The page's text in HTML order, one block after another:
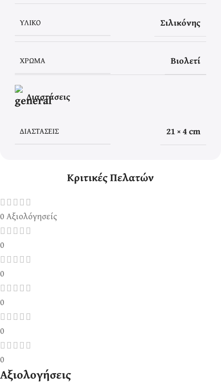
ΥΛΙΚΌ Σιλικόνης
ΧΡΏΜΑ Βιολετί
Διαστάσεις
ΔΙΑΣΤΆΣΕΙΣ 21 × 4 cm
Κριτικές Πελατών
0 Αξιολόγησείς
0
0
0
0
0
Αξιολογήσεις